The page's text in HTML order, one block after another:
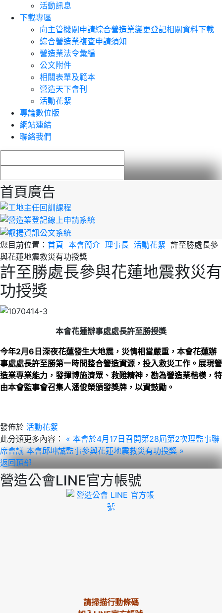
活動訊息
下載專區
向主管機關申請綜合營造業變更登記相關資料下載
綜合營造業複查申請須知
營造業法令彙編
公文附件
相關表單及範本
營造天下會刊
活動花絮
專論數位版
網站連結
聯絡我們
首頁廣告
您目前位置： 首頁 本會簡介 理事長 活動花絮 許至勝處長參
與花蓮地震救災有功授獎
許至勝處長參與花蓮地震救災有
功授獎
本會花蓮辦事處處長許至勝授獎
今年2月6日深夜花蓮發生大地震，災情相當嚴重，本會花蓮辦
事處處長許至勝第一時間整合營造資源，投入救災工作。 展現營
造業專業能力，發揮博施濟眾、救難精神，勘為營造業楷模，特
由本會監事會召集人潘俊榮頒發獎牌，以資鼓勵。
發佈於 活動花絮
此分類更多內容： « 本會於4月17日召開第28屆第2次理監事聯
席會議本會邱坤誠監事參與花蓮地震救災有功授獎 »
返回頂部
營造公會LINE官方帳號
請掃描行動條碼